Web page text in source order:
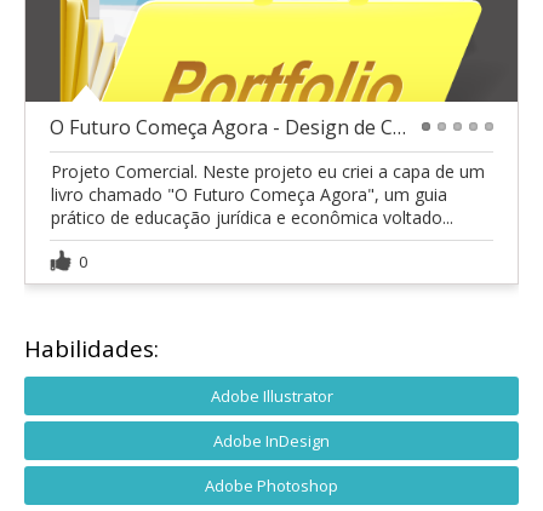
O Futuro Começa Agora - Design de Capa
Projeto Comercial. Neste projeto eu criei a capa de um
livro chamado "O Futuro Começa Agora", um guia
prático de educação jurídica e econômica voltado...
0
Habilidades:
Adobe Illustrator
Adobe InDesign
Adobe Photoshop